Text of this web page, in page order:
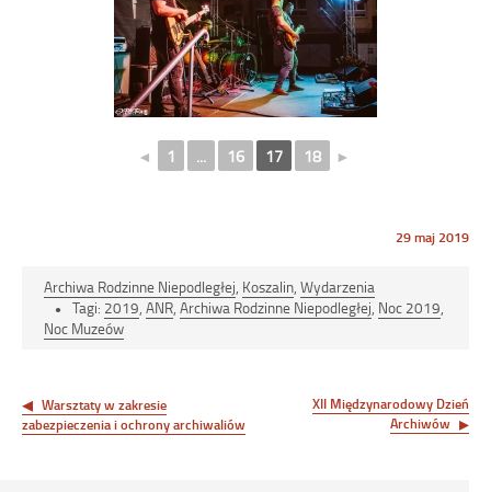
◄ 1 ... 16 17 18 ►
Opublikowano
29 maj 2019
Archiwa Rodzinne Niepodległej, Koszalin, Wydarzenia
Tagi: 2019, ANR, Archiwa Rodzinne Niepodległej, Noc 2019,
Noc Muzeów
wpisu
Warsztaty w zakresie
zabezpieczenia i ochrony archiwaliów
XII Międzynarodowy Dzień
Archiwów